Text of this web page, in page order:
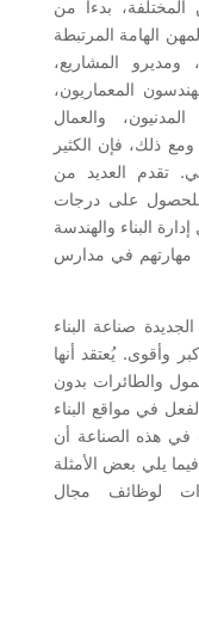
بدءاً من
الهامة المرتبطة
ومديرو المشاريع،
المعماريون،
والعمال
ومع ذلك، فإن الكثير
تقدم العديد من
للحصول على درجات
البناء والهندسة
مهارتهم في مدارس
صناعة البناء
وأقوى. يُعتقد أنها
والطائرات بدون
في مواقع البناء
في هذه الصناعة أن
يلي بعض الأمثلة
لوظائف مجال